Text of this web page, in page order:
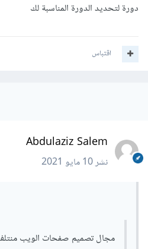
دورة لتحديد الدورة المناسبة لك
اقتباس
Abdulaziz Salem
نشر10 مايو 2021
مجال تصميم صفحات الويب